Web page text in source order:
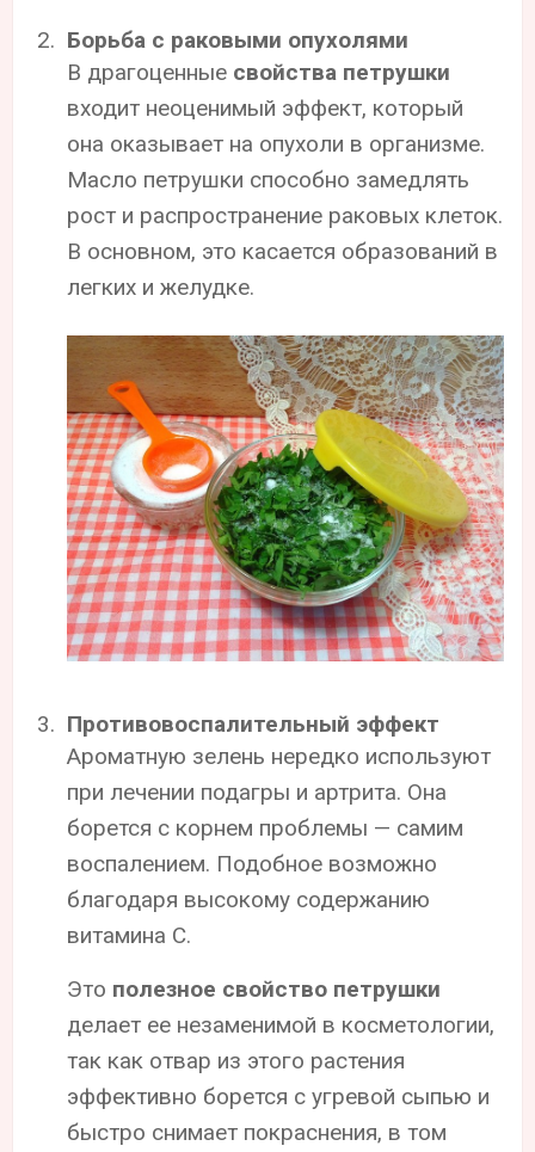
Борьба с раковыми опухолями
В драгоценные свойства петрушки
входит неоценимый эффект, который
она оказывает на опухоли в организме.
Масло петрушки способно замедлять
рост и распространение раковых клеток.
В основном, это касается образований в
легких и желудке.
Противовоспалительный эффект
Ароматную зелень нередко используют
при лечении подагры и артрита. Она
борется с корнем проблемы — самим
воспалением. Подобное возможно
благодаря высокому содержанию
витамина С.
Это полезное свойство петрушки
делает ее незаменимой в косметологии,
так как отвар из этого растения
эффективно борется с угревой сыпью и
быстро снимает покраснения, в том